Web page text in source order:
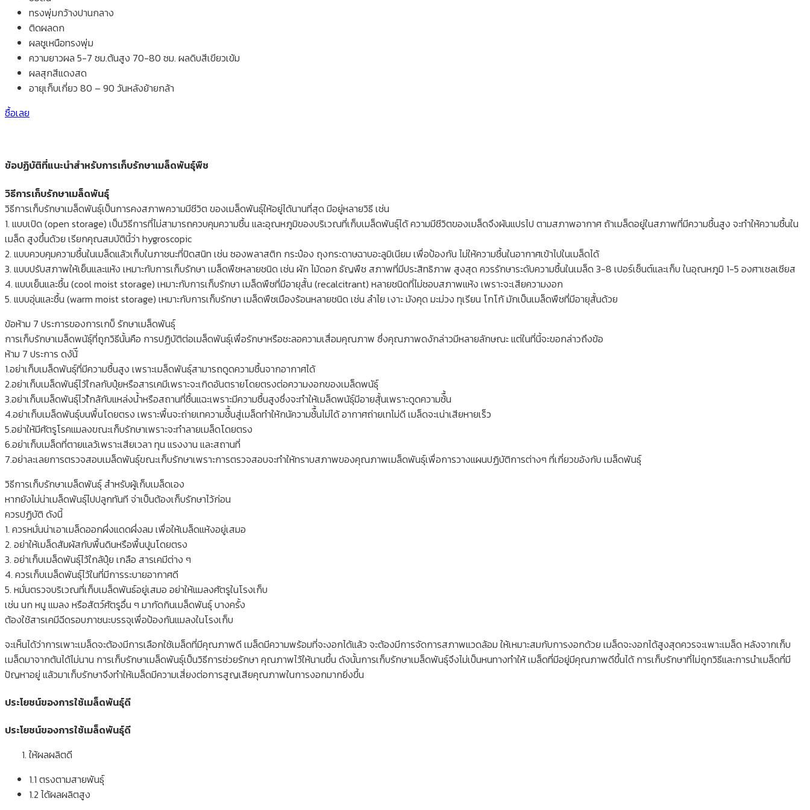
ทรงพุ่มกว้างปานกลาง
ติดผลดก
ผลชูเหนือทรงพุ่ม
ความยาวผล 5-7 ซม.ต้นสูง 70-80 ซม. ผลดิบสีเขียวเข้ม
ผลสุกสีแดงสด
อายุเก็บเกี่ยว 80 – 90 วันหลังย้ายกล้า
ซื้อเลย
ข้อปฏิบัติที่แนะนำสำหรับการเก็บรักษาเมล็ดพันธุ์พืช
วิธีการเก็บรักษาเมล็ดพันธุ์
วิธีการเก็บรักษาเมล็ดพันธุ์เป็นการคงสภาพความมีชีวิต ของเมล็ดพันธุ์ให้อยู่ได้นานที่สุด มีอยู่หลายวิธี เช่น
1. แบบเปิด (open storage) เป็นวิธีการที่ไม่สามารถควบคุมความชื้น และอุณหภูมิของบริเวณที่เก็บเมล็ดพันธุ์ได้ ความมีชีวิตของเมล็ดจึงผันแปรไป ตามสภาพอากาศ ถ้าเมล็ดอยู่ในสภาพที่มีความชื้นสูง จะทำให้ความชื้นใน
เมล็ด สูงขึ้นด้วย เรียกคุณสมบัตินี้ว่า hygroscopic
2. แบบควบคุมความชื้นในเมล็ดแล้วเก็บในภาชนะที่ปิดสนิท เช่น ซองพลาสติก กระป๋อง ถุงกระดาษฉาบอะลูมิเนียม เพื่อป้องกัน ไม่ให้ความชื้นในอากาศเข้าไปในเมล็ดได้
3. แบบปรับสภาพให้เย็นและแห้ง เหมาะกับการเก็บรักษา เมล็ดพืชหลายชนิด เช่น ผัก ไม้ดอก ธัญพืช สภาพที่มีประสิทธิภาพ สูงสุด ควรรักษาระดับความชื้นในเมล็ด 3-8 เปอร์เซ็นต์และเก็บ ในอุณหภูมิ 1-5 องศาเซลเซียส
4. แบบเย็นและชื้น (cool moist storage) เหมาะกับการเก็บรักษา เมล็ดพืชที่มีอายุสั้น (recalcitrant) หลายชนิดที่ไม่ชอบสภาพแห้ง เพราะจะเสียความงอก
5. แบบอุ่นและชื้น (warm moist storage) เหมาะกับการเก็บรักษา เมล็ดพืชเมืองร้อนหลายชนิด เช่น ลำไย เงาะ มังคุด มะม่วง ทุเรียน โกโก้ มักเป็นเมล็ดพืชที่มีอายุสั้นด้วย
ข้อห้าม 7 ประการของการเกบ็ รักษาเมล็ดพันธุ์
การเก็บรักษาเมล็ดพนัธุ์ที่ถูกวิธีนั้นคือ การปฏิบัติต่อเมล็ดพันธุ์เพื่อรักษาหรือชะลอความเสื่อมคุณภาพ ซึ่งคุณภาพดงักล่าวมีหลายลักษณะ แต่ในที่นี้จะขอกล่าวถึงข้อ
ห้าม 7 ประการ ดงัน้ี
1.อย่าเก็บเมล็ดพันธุ์ที่มีความชื้นสูง เพราะเมล็ดพันธุ์สามารถดูดความชื้นจากอากาศได้
2.อย่าเก็บเมล็ดพันธุ์ไวัใกลกับปุ๋ยหรือสารเคมีเพราะจะเกิดอันตรายโดยตรงต่อความงอกของเมล็ดพนัธุ์
3.อย่าเก็บเมล็ดพันธุ์ไวใ้กล้กับแหล่งน้ำหรือสถานที่ชื้นแฉะเพราะมีความชื้นสูงซึ่งจะทำให้เมล็ดพนัธุ์มีอายสุั้นเพราะดูดความช้ื้น
4.อย่าเก็บเมล็ดพันธุ์บนพื้นโดยตรง เพราะพื้นจะถ่ายเทความช้ื้นสู่เมล็ดทำให้กนัความช้ื้นไม่ได้ อากาศถ่ายเทไม่ดี เมล็ดจะเน่าเสียหายเร็ว
5.อย่าให้มีศัตรูโรคแมลงขณะเก็บรักษาเพราะจะทำลายเมล็ดโดยตรง
6.อย่าเก็บเมล็ดที่ตายแลว้เพราะเสียเวลา ทุน แรงงาน และสถานที่
7.อย่าละเลยการตรวจสอบเมล็ดพันธุ์ขณะเก็บรักษาเพราะการตรวจสอบจะทำให้ทราบสภาพของคุณภาพเมล็ดพันธุ์เพื่อการวางแผนปฏิบัติการต่างๆ ที่เกี่ยวขอ้งกับ เมล็ดพันธุ์
วิธีการเก็บรักษาเมล็ดพันธุ์ สำหรับผู้เก็บเมล็ดเอง
หากยังไม่น่าเมล็ดพันธุ์ไปปลูกทันที จ่าเป็นต้องเก็บรักษาไว้ก่อน
ควรปฏิบัติ ดังนี้
1. ควรหมั่นน่าเอาเมล็ดออกผึ่งแดดผึ่งลม เพื่อให้เมล็ดแห้งอยู่เสมอ
2. อย่าให้เมล็ดสัมผัสกับพื้นดินหรือพื้นปูนโดยตรง
3. อย่าเก็บเมล็ดพันธุ์ไว้ใกล้ปุ๋ย เกลือ สารเคมีต่าง ๆ
4. ควรเก็บเมล็ดพันธุ์ไว้ในที่มีการระบายอากาศดี
5. หมั่นตรวจบริเวณที่เก็บเมล็ดพันธ์อยู่เสมอ อย่าให้แมลงศัตรูในโรงเก็บ
เช่น นก หนู แมลง หรือสัตว์ศัตรูอื่น ๆ มากัดกินเมล็ดพันธุ์ บางครั้ง
ต้องใช้สารเคมีฉีดรอบภาชนะบรรจุเพื่อป้องกันแมลงในโรงเก็บ
จะเห็นได้ว่าการเพาะเมล็ดจะต้องมีการเลือกใช้เมล็ดที่มีคุณภาพดี เมล็ดมีความพร้อมที่จะงอกได้แล้ว จะต้องมีการจัดการสภาพแวดล้อม ให้เหมาะสมกับการงอกด้วย เมล็ดจะงอกได้สูงสุดควรจะเพาะเมล็ด หลังจากเก็บ
เมล็ดมาจากต้นได้ไม่นาน การเก็บรักษาเมล็ดพันธุ์เป็นวิธีการช่วยรักษา คุณภาพไว้ให้นานขึ้น ดังนั้นการเก็บรักษาเมล็ดพันธุ์จึงไม่เป็นหนทางทำให้ เมล็ดที่มีอยู่มีคุณภาพดีขึ้นได้ การเก็บรักษาที่ไม่ถูกวิธีและการนำเมล็ดที่มี
ปัญหาอยู่ แล้วมาเก็บรักษาจึงทำให้เมล็ดมีความเสี่ยงต่อการสูญเสียคุณภาพในการงอกมากยิ่งขึ้น
ประโยชน์ของการใช้เมล็ดพันธุ์ดี
ประโยชน์ของการใช้เมล็ดพันธุ์ดี
ให้ผลผลิตดี
1.1 ตรงตามสายพันธุ์
1.2 ได้ผลผลิตสูง